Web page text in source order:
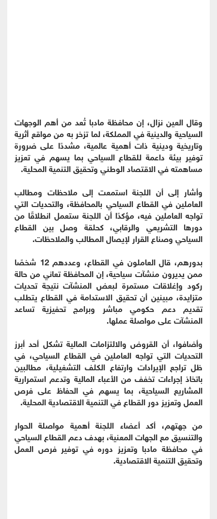
وقال العين نزال، إن محافظة مادبا تُعد من أهم الوجهات
السياحية والدينية في المملكة، لما تزخر به من مواقع أثرية
وتاريخية ودينية ذات أهمية عالمية، مشددًا على ضرورة
توفير بيئة داعمة للقطاع السياحي بما يسهم في تعزيز
مساهمته في الاقتصاد الوطني وتحقيق التنمية المحلية.
وأشار إلى أن اللجنة استمعت إلى ملاحظات ومطالب
العاملين في القطاع السياحي بالمحافظة، والتحديات التي
تواجه العاملين فيه، مؤكدًا أن اللجنة ستعمل انطلاقًا من
دورها التشريعي والرقابي، كحلقة وصل بين القطاع
السياحي وصناع القرار لإيصال المطالب والملاحظات.
بدورهم، قال العاملون في القطاع، وعددهم 12 شخصًا
ممن يديرون منشآت سياحية، إن المحافظة تعاني من حالة
ركود وإغلاقات مستمرة لبعض المنشآت نتيجة تحديات
متزايدة، مبينين أن تحقيق الاستدامة في القطاع يتطلب
تقديم دعم حكومي مباشر وبرامج تحفيزية تساعد
المنشآت على مواصلة عملها.
وأضافوا، أن القروض والالتزامات المالية تشكل أحد أبرز
التحديات التي تواجه العاملين في القطاع السياحي، في
ظل تراجع الإيرادات وارتفاع الكلف التشغيلية، مطالبين
باتخاذ إجراءات تخفف من الأعباء المالية وتدعم استمرارية
المشاريع السياحية، بما يسهم في الحفاظ على فرص
العمل وتعزيز دور القطاع في التنمية الاقتصادية المحلية.
من جهتهم، أكد أعضاء اللجنة أهمية مواصلة الحوار
والتنسيق مع الجهات المعنية، بهدف دعم القطاع السياحي
في محافظة مادبا وتعزيز دوره في توفير فرص العمل
وتحقيق التنمية الاقتصادية.